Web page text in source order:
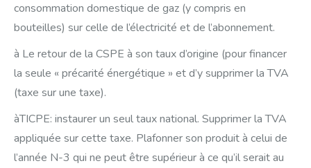
consommation domestique de gaz (y compris en
bouteilles) sur celle de l’électricité et de l’abonnement.
à Le retour de la CSPE à son taux d’origine (pour financer
la seule « précarité énergétique » et d’y supprimer la TVA
(taxe sur une taxe).
àTICPE: instaurer un seul taux national. Supprimer la TVA
appliquée sur cette taxe. Plafonner son produit à celui de
l’année N-3 qui ne peut être supérieur à ce qu’il serait au